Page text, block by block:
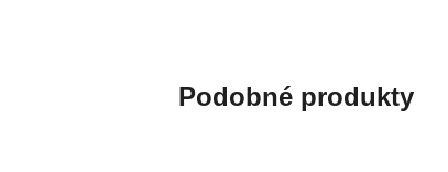
Podobné produkty